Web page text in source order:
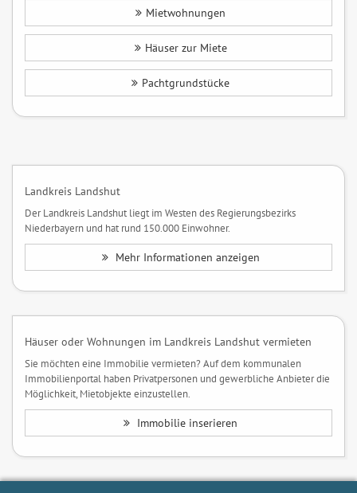
Mietwohnungen
Häuser zur Miete
Pachtgrundstücke
Landkreis Landshut
Der Landkreis Landshut liegt im Westen des Regierungsbezirks
Niederbayern und hat rund 150.000 Einwohner.
Mehr Informationen anzeigen
Häuser oder Wohnungen im Landkreis Landshut vermieten
Sie möchten eine Immobilie vermieten? Auf dem kommunalen
Immobilienportal haben Privatpersonen und gewerbliche Anbieter die
Möglichkeit, Mietobjekte einzustellen.
Immobilie inserieren